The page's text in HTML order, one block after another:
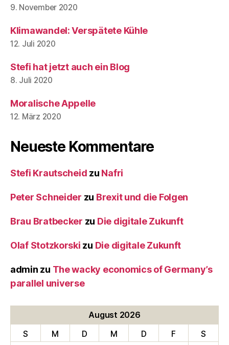
9. November 2020
Klimawandel: Verspätete Kühle
12. Juli 2020
Stefi hat jetzt auch ein Blog
8. Juli 2020
Moralische Appelle
12. März 2020
Neueste Kommentare
Stefi Krautscheid zu Nafri
Peter Schneider zu Brexit und die Folgen
Brau Bratbecker zu Die digitale Zukunft
Olaf Stotzkorski zu Die digitale Zukunft
admin zu The wacky economics of Germany’s
parallel universe
August 2026
S
M D M D F
S